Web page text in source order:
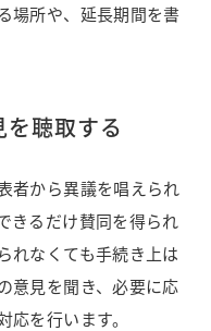
場所や、延長期間を書
聴取する
者から異議を唱えられ
きるだけ賛同を得られ
れなくても手続き上は
意見を聞き、必要に応
を行います。